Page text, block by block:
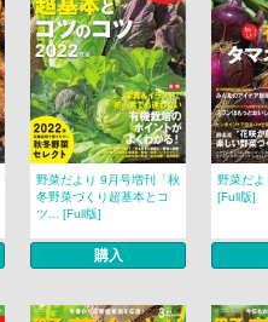
野菜だより 9月号増刊「秋
冬野菜づくり超基本とコ
ツ... [Full版]
購入
野菜だ
[Full版]